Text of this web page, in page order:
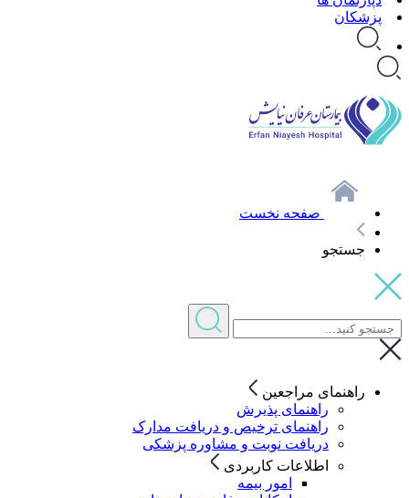
پزشکان
صفحه نخست
جستجو
راهنمای مراجعین
راهنمای پذیرش
راهنمای ترخیص و دریافت مدارک
دریافت نوبت و مشاوره پزشکی
اطلاعات کاربردی
امور بیمه